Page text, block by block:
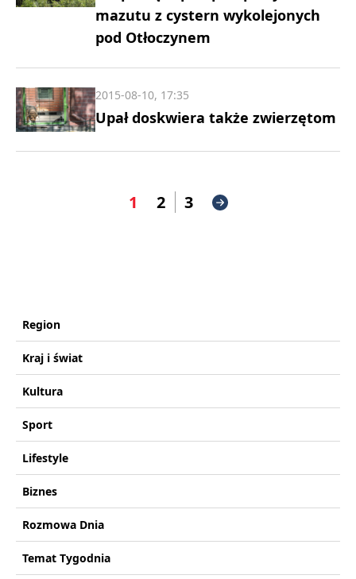
mazutu z cystern wykolejonych
pod Otłoczynem
Upał doskwiera także zwierzętom
2015-08-10, 17:35
1 2 3
Region
Kraj i świat
Kultura
Sport
Lifestyle
Biznes
Rozmowa Dnia
Temat Tygodnia